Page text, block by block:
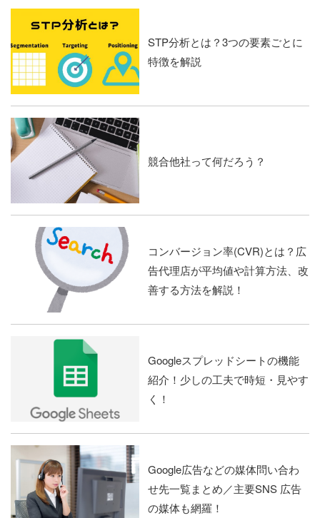
STP分析とは？3つの要素ごとに
特徴を解説
競合他社って何だろう？
コンバージョン率(CVR)とは？広
告代理店が平均値や計算方法、改
善する方法を解説！
Googleスプレッドシートの機能
紹介！少しの工夫で時短・見やす
く！
Google広告などの媒体問い合わ
せ先一覧まとめ／主要SNS 広告
の媒体も網羅！